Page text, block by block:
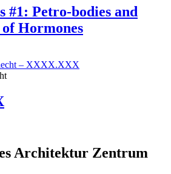
#1: Petro-bodies and
Hormones
Architektur Zentrum